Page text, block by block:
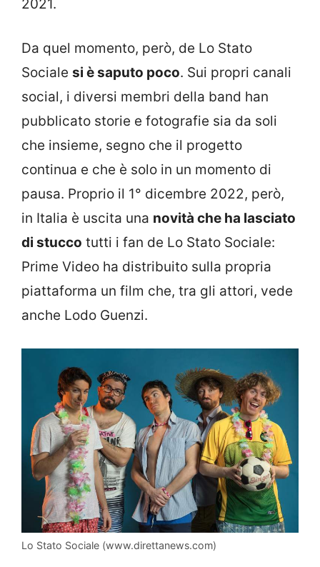
2021.
Da quel momento, però, de Lo Stato
Sociale si è saputo poco. Sui propri canali
social, i diversi membri della band han
pubblicato storie e fotografie sia da soli
che insieme, segno che il progetto
continua e che è solo in un momento di
pausa. Proprio il 1° dicembre 2022, però,
in Italia è uscita una novità che ha lasciato
di stucco tutti i fan de Lo Stato Sociale:
Prime Video ha distribuito sulla propria
piattaforma un film che, tra gli attori, vede
anche Lodo Guenzi.
Lo Stato Sociale (www.direttanews.com)